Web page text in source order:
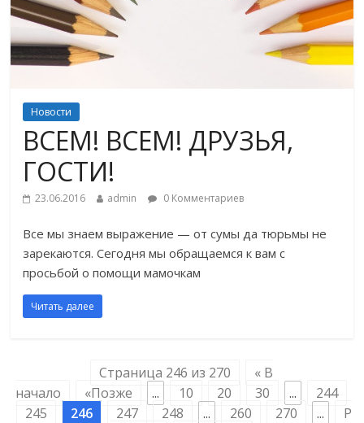
Новости
ВСЕМ! ВСЕМ! ДРУЗЬЯ,
ГОСТИ!
23.06.2016 admin 0 Комментариев
Все мы знаем выражение — от сумы да тюрьмы не
зарекаются. Сегодня мы обращаемся к вам с
просьбой о помощи мамочкам
Читать далее
Страница 246 из 270
« В
начало
«Позже ... 10 20 30 ...
244
245
246 247 248 ... 260 270 ...
Р